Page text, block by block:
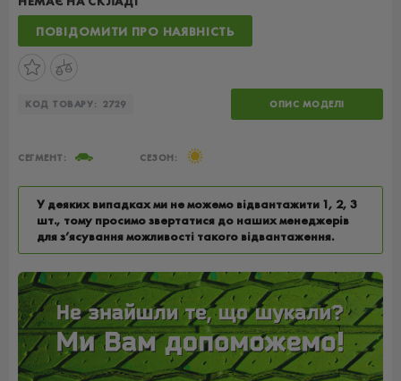
ПОВІДОМИТИ ПРО НАЯВНІСТЬ
КОД ТОВАРУ: 2729 ОПИС МОДЕЛІ
СЕГМЕНТ: СЕЗОН:
У деяких випадках ми не можемо відвантажити 1, 2, 3
шт., тому просимо звертатися до наших менеджерів
для з’ясування можливості такого відвантаження.